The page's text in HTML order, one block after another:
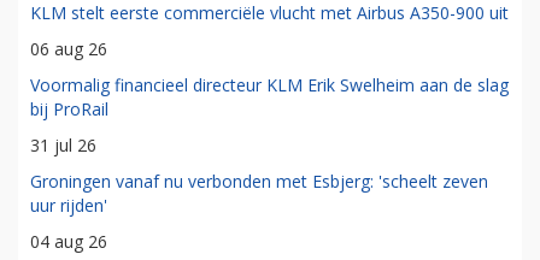
KLM stelt eerste commerciële vlucht met Airbus A350-900 uit
06 aug 26
Voormalig financieel directeur KLM Erik Swelheim aan de slag
bij ProRail
31 jul 26
Groningen vanaf nu verbonden met Esbjerg: 'scheelt zeven
uur rijden'
04 aug 26